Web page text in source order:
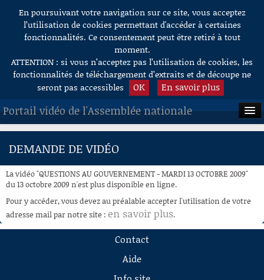
Aller au contenu
En poursuivant votre navigation sur ce site, vous acceptez
l’utilisation de cookies permettant d'accéder à certaines
fonctionnalités. Ce consentement peut être retiré à tout
moment.
ATTENTION : si vous n’acceptez pas l’utilisation de cookies, les
fonctionnalités de téléchargement d’extraits et de découpe ne
seront pas accessibles
OK En savoir plus
Portail vidéo de l'Assemblée nationale
ACCUEIL
À LA DEMANDE
RECHERCHE
AIDE À LA DÉCOUPE
DEMANDE DE VIDÉO
La vidéo "QUESTIONS AU GOUVERNEMENT - MARDI 13 OCTOBRE 2009"
du 13 octobre 2009 n'est plus disponible en ligne.
Pour y accéder, vous devez au préalable accepter l'utilisation de votre
adresse mail par notre site : en savoir plus.
Contact
Aide